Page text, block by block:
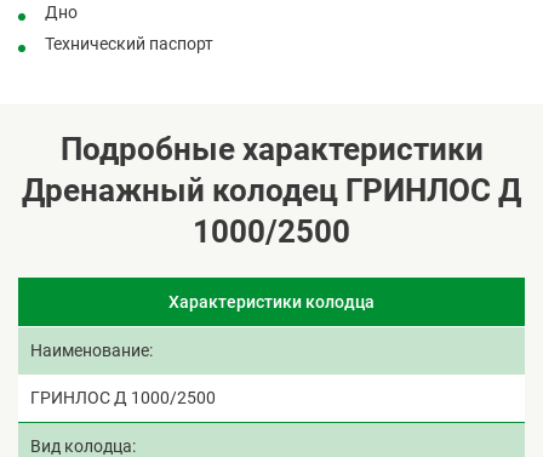
Дно
Технический паспорт
Подробные характеристики
Дренажный колодец ГРИНЛОС Д
1000/2500
Характеристики колодца
Наименование
ГРИНЛОС Д 1000/2500
Вид колодца